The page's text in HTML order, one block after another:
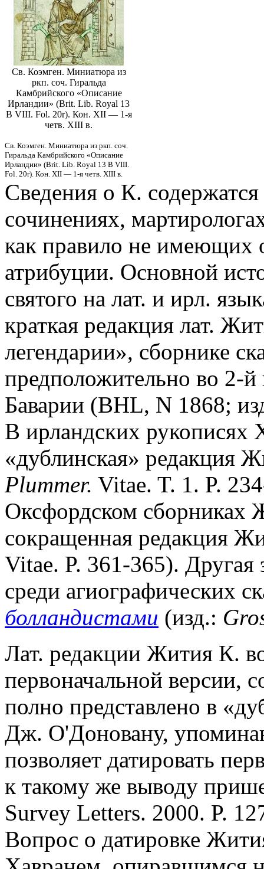
Св. Коэмген. Миниатюра из
ркп. соч. Гиральда
Камбрийского «Описание
Ирландии» (Brit. Lib. Royal 13
B VIII. Fol. 20r). Кон. XII — 1-я
четв. XIII в.
Св. Коэмген. Миниатюра из ркп. соч.
Гиральда Камбрийского «Описание
Ирландии» (Brit. Lib. Royal 13 B VIII.
Fol. 20r). Кон. XII — 1-я четв. XIII в.
Сведения о К.
сочинениях,
как правило не имеющих
атрибуции. Основной
святого на лат. и ирл.
краткая редакция лат.
легендарии», сборнике
предположительно во 2-
Баварии (BHL, N 1868;
В ирландских рукописях
«дублинская» редакция
Plummer. Vitae. T. 1. P.
Оксфордском сборниках
сокращенная редакция
Vitae. P. 361-365).
среди агиографических
болландистами (изд.:
Лат. редакции Жития К.
первоначальной версии,
полно представлено в
Дж. О'Доновану,
позволяет датировать
к такому же выводу
Survey Letters. 2000. P.
Вопрос о датировке